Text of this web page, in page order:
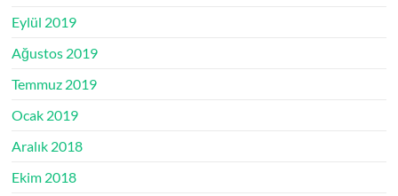
Eylül 2019
Ağustos 2019
Temmuz 2019
Ocak 2019
Aralık 2018
Ekim 2018